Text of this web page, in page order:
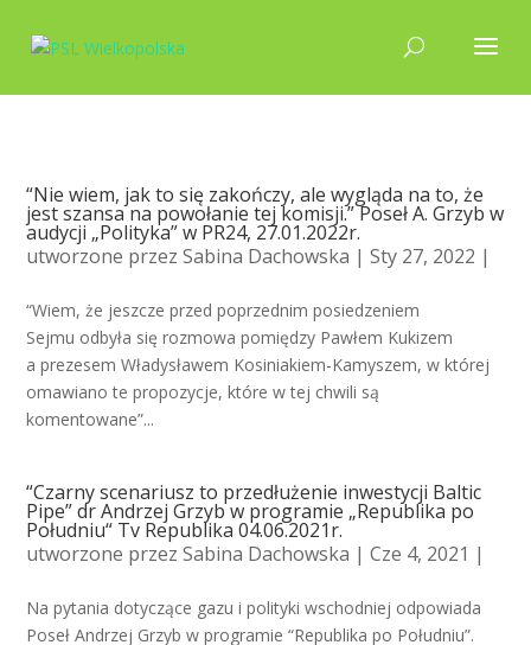
“Nie wiem, jak to się zakończy, ale wygląda na to, że
jest szansa na powołanie tej komisji.” Poseł A. Grzyb w
audycji „Polityka” w PR24, 27.01.2022r.
utworzone przezSabina Dachowska | Sty 27, 2022 |
“Wiem, że jeszcze przed poprzednim posiedzeniem
Sejmu odbyła się rozmowa pomiędzy Pawłem Kukizem
a prezesem Władysławem Kosiniakiem-Kamyszem, w której
omawiano te propozycje, które w tej chwili są
komentowane”...
“Czarny scenariusz to przedłużenie inwestycji Baltic
Pipe” dr Andrzej Grzyb w programie „Republika po
Południu“ Tv Republika 04.06.2021r.
utworzone przezSabina Dachowska | Cze 4, 2021 |
Na pytania dotyczące gazu i polityki wschodniej odpowiada
Poseł Andrzej Grzyb w programie “Republika po Południu”.